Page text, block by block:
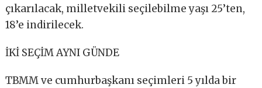
çıkarılacak, milletvekili seçilebilme yaşı 25’ten,
18’e indirilecek.
İKİ SEÇİM AYNI GÜNDE
TBMM ve cumhurbaşkanı seçimleri 5 yılda bir